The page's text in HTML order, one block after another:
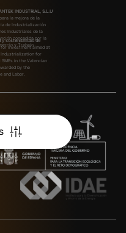
INDUSTRIAL, S.L.U
la mejora de la
de Industrialización
Industriales de la
concedida por la
y Trabajo.
y sostenibilidad de
investment aimed at
Industrialization for
in the Valencian
by the
and Labor.